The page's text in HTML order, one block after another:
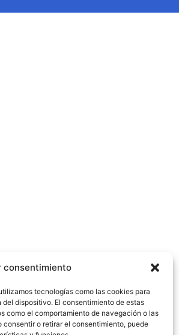
consentimiento
tecnologías como las cookies para
dispositivo. El consentimiento de estas
como el comportamiento de navegación o las
o retirar el consentimiento, puede